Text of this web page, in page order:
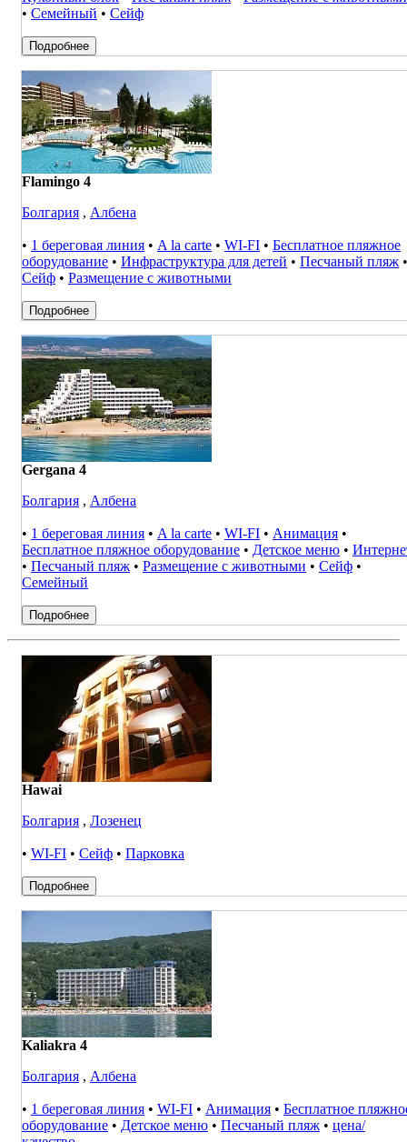
• Семейный • Сейф
Подробнее
Flamingo 4
Болгария , Албена
• 1 береговая линия • A la carte • WI-FI • Бесплатное пляжное
оборудование • Инфраструктура для детей • Песчаный пляж •
Сейф • Размещение с животными
Подробнее
Gergana 4
Болгария , Албена
• 1 береговая линия • A la carte • WI-FI • Анимация •
Бесплатное пляжное оборудование • Детское меню •
• Песчаный пляж • Размещение с животными • Сейф •
Семейный
Подробнее
Hawai
Болгария , Лозенец
• WI-FI • Сейф • Парковка
Подробнее
Kaliakra 4
Болгария , Албена
• 1 береговая линия • WI-FI • Анимация • Бесплатное
оборудование • Детское меню • Песчаный пляж • цена/